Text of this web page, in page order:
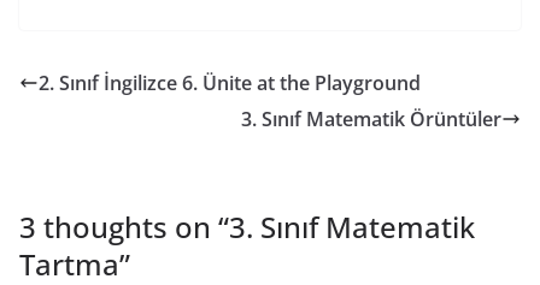
2. Sınıf İngilizce 6. Ünite at the Playground
3. Sınıf Matematik Örüntüler
3 thoughts on “3. Sınıf Matematik
Tartma”